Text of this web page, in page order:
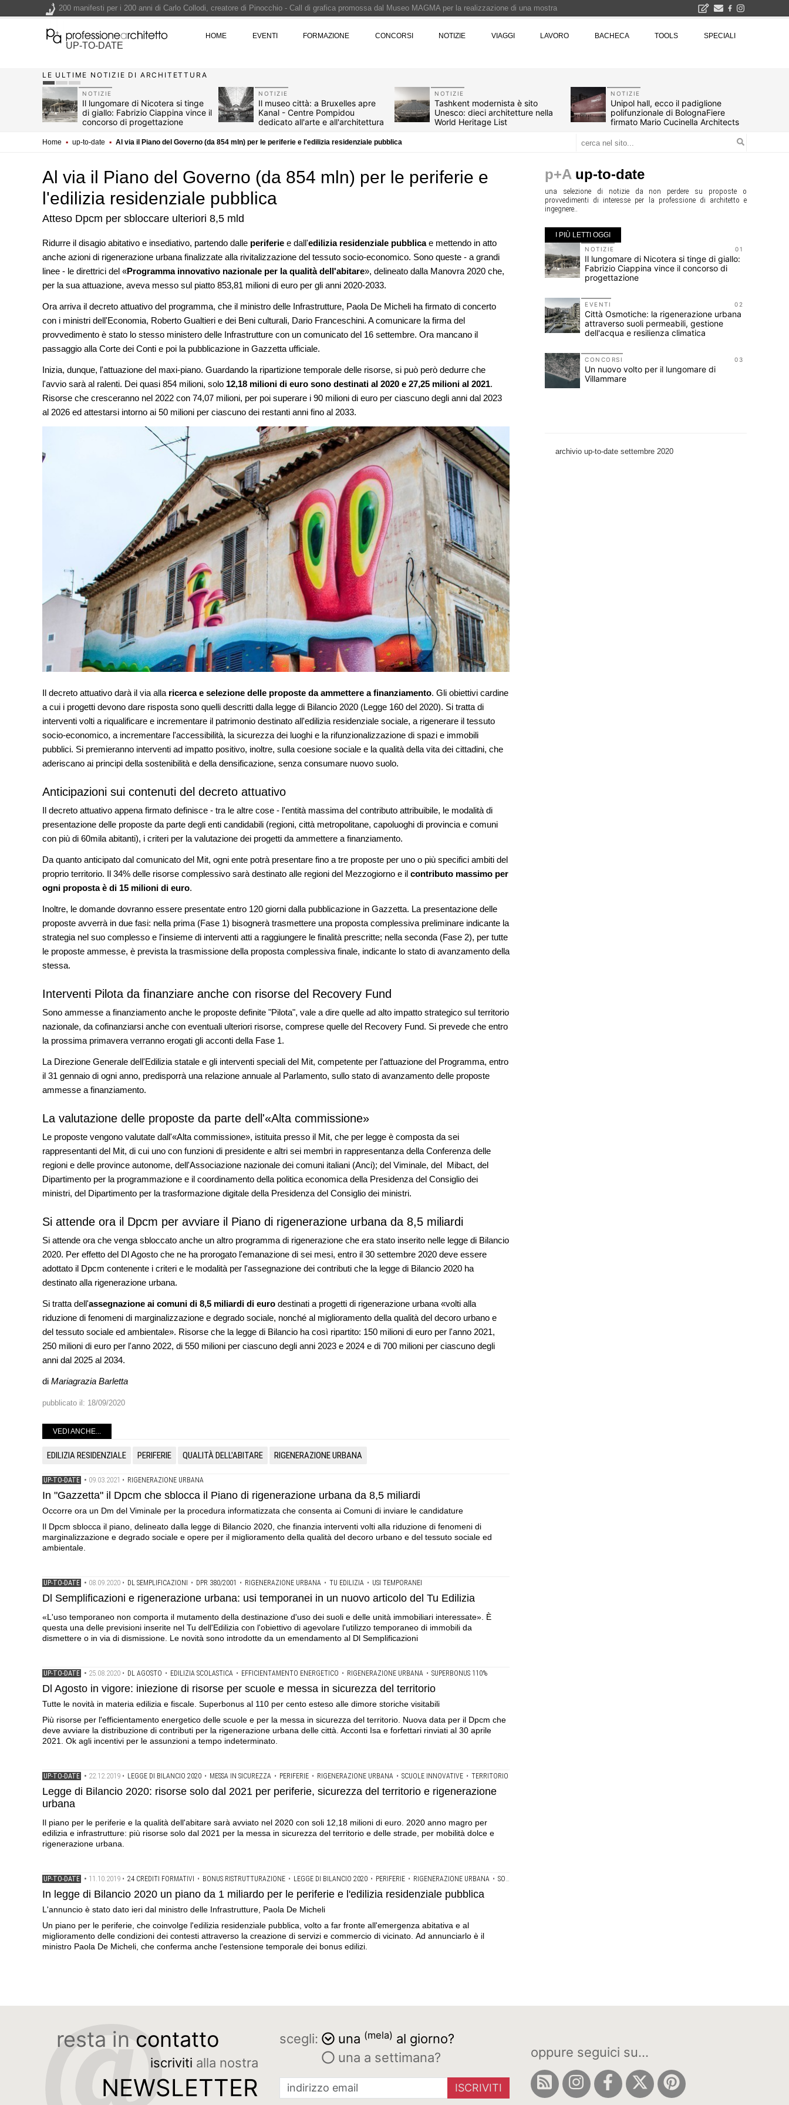
UP-TO-DATE
HOME EVENTI FORMAZIONE CONCORSI NOTIZIE VIAGGI LAVORO BACHECA TOOLS SPECIALI
LE ULTIME NOTIZIE DI ARCHITETTURA
NOTIZIE
Il lungomare di Nicotera si tinge
di giallo: Fabrizio Ciappina vince il
concorso di progettazione
NOTIZIE
Il museo città: a Bruxelles apre
Kanal - Centre Pompidou
dedicato all'arte e all'architettura
NOTIZIE
Tashkent modernista è sito
Unesco: dieci architetture nella
World Heritage List
NOTIZIE
Unipol hall, ecco il padiglione
polifunzionale di BolognaFiere
firmato Mario Cucinella Architects
Home ▪ up-to-date ▪ Al via il Piano del Governo (da 854 mln) per le periferie e l'edilizia residenziale pubblica
Al via il Piano del Governo (da 854 mln) per le periferie e
l'edilizia residenziale pubblica
Atteso Dpcm per sbloccare ulteriori 8,5 mld
Ridurre il disagio abitativo e insediativo, partendo dalle periferie e dall'edilizia residenziale pubblicae mettendo in atto
anche azioni di rigenerazione urbana finalizzate alla rivitalizzazione del tessuto socio-economico. Sono queste - a grandi
linee - le direttrici del «Programma innovativo nazionale per la qualità dell'abitare», delineato dalla Manovra 2020 che,
per la sua attuazione, aveva messo sul piatto 853,81 milioni di euro per gli anni 2020-2033.
Ora arriva il decreto attuativo del programma, che il ministro delle Infrastrutture, Paola De Micheli ha firmato di concerto
con i ministri dell'Economia, Roberto Gualtieri e dei Beni culturali, Dario Franceschini. A comunicare la firma del
provvedimento è stato lo stesso ministero delle Infrastrutture con un comunicato del 16 settembre. Ora mancano il
passaggio alla Corte dei Conti e poi la pubblicazione in Gazzetta ufficiale.
Inizia, dunque, l'attuazione del maxi-piano. Guardando la ripartizione temporale delle risorse, si può però dedurre che
l'avvio sarà al ralenti. Dei quasi 854 milioni, solo 12,18 milioni di euro sono destinati al 2020 e 27,25 milioni al 2021.
Risorse che cresceranno nel 2022 con 74,07 milioni, per poi superare i 90 milioni di euro per ciascuno degli anni dal 2023
al 2026 ed attestarsi intorno ai 50 milioni per ciascuno dei restanti anni fino al 2033.
Il decreto attuativo darà il via alla ricerca e selezione delle proposte da ammettere a finanziamento. Gli obiettivi cardine
a cui i progetti devono dare risposta sono quelli descritti dalla legge di Bilancio 2020 (Legge 160 del 2020). Si tratta di
interventi volti a riqualificare e incrementare il patrimonio destinato all'edilizia residenziale sociale, a rigenerare il tessuto
socio-economico, a incrementare l'accessibilità, la sicurezza dei luoghi e la rifunzionalizzazione di spazi e immobili
pubblici. Si premieranno interventi ad impatto positivo, inoltre, sulla coesione sociale e la qualità della vita dei cittadini, che
aderiscano ai principi della sostenibilità e della densificazione, senza consumare nuovo suolo.
Anticipazioni sui contenuti del decreto attuativo
Il decreto attuativo appena firmato definisce - tra le altre cose - l'entità massima del contributo attribuibile, le modalità di
presentazione delle proposte da parte degli enti candidabili (regioni, città metropolitane, capoluoghi di provincia e comuni
con più di 60mila abitanti), i criteri per la valutazione dei progetti da ammettere a finanziamento.
Da quanto anticipato dal comunicato del Mit, ogni ente potrà presentare fino a tre proposte per uno o più specifici ambiti del
proprio territorio. Il 34% delle risorse complessivo sarà destinato alle regioni del Mezzogiorno e il contributo massimo per
ogni proposta è di 15 milioni di euro.
Inoltre, le domande dovranno essere presentate entro 120 giorni dalla pubblicazione in Gazzetta. La presentazione delle
proposte avverrà in due fasi: nella prima (Fase 1) bisognerà trasmettere una proposta complessiva preliminare indicante la
strategia nel suo complesso e l'insieme di interventi atti a raggiungere le finalità prescritte; nella seconda (Fase 2), per tutte
le proposte ammesse, è prevista la trasmissione della proposta complessiva finale, indicante lo stato di avanzamento della
stessa.
Interventi Pilota da finanziare anche con risorse del Recovery Fund
Sono ammesse a finanziamento anche le proposte definite "Pilota", vale a dire quelle ad alto impatto strategico sul territorio
nazionale, da cofinanziarsi anche con eventuali ulteriori risorse, comprese quelle del Recovery Fund. Si prevede che entro
la prossima primavera verranno erogati gli acconti della Fase 1.
La Direzione Generale dell'Edilizia statale e gli interventi speciali del Mit, competente per l'attuazione del Programma, entro
il 31 gennaio di ogni anno, predisporrà una relazione annuale al Parlamento, sullo stato di avanzamento delle proposte
ammesse a finanziamento.
La valutazione delle proposte da parte dell'«Alta commissione»
Le proposte vengono valutate dall'«Alta commissione», istituita presso il Mit, che per legge è composta da sei
rappresentanti del Mit, di cui uno con funzioni di presidente e altri sei membri in rappresentanza della Conferenza delle
regioni e delle province autonome, dell'Associazione nazionale dei comuni italiani (Anci); del Viminale, del Mibact, del
Dipartimento per la programmazione e il coordinamento della politica economica della Presidenza del Consiglio dei
ministri, del Dipartimento per la trasformazione digitale della Presidenza del Consiglio dei ministri.
Si attende ora il Dpcm per avviare il Piano di rigenerazione urbana da 8,5 miliardi
Si attende ora che venga sbloccato anche un altro programma di rigenerazione che era stato inserito nelle legge di Bilancio
2020. Per effetto del Dl Agosto che ne ha prorogato l'emanazione di sei mesi, entro il 30 settembre 2020 deve essere
adottato il Dpcm contenente i criteri e le modalità per l'assegnazione dei contributi che la legge di Bilancio 2020 ha
destinato alla rigenerazione urbana.
Si tratta dell'assegnazione ai comuni di 8,5 miliardi di euro destinati a progetti di rigenerazione urbana «volti alla
riduzione di fenomeni di marginalizzazione e degrado sociale, nonché al miglioramento della qualità del decoro urbano e
del tessuto sociale ed ambientale». Risorse che la legge di Bilancio ha così ripartito: 150 milioni di euro per l'anno 2021,
250 milioni di euro per l'anno 2022, di 550 milioni per ciascuno degli anni 2023 e 2024 e di 700 milioni per ciascuno degli
anni dal 2025 al 2034.
di Mariagrazia Barletta
pubblicato il: 18/09/2020
VEDI ANCHE...
EDILIZIA RESIDENZIALE PERIFERIE QUALITÀ DELL'ABITARE RIGENERAZIONE URBANA
UP-TO-DATE • 09.03.2021 • RIGENERAZIONE URBANA
In "Gazzetta" il Dpcm che sblocca il Piano di rigenerazione urbana da 8,5 miliardi
Occorre ora un Dm del Viminale per la procedura informatizzata che consenta ai Comuni di inviare le candidature
Il Dpcm sblocca il piano, delineato dalla legge di Bilancio 2020, che finanzia interventi volti alla riduzione di fenomeni di
marginalizzazione e degrado sociale e opere per il miglioramento della qualità del decoro urbano e del tessuto sociale ed
ambientale.
UP-TO-DATE • 08.09.2020 • DL SEMPLIFICAZIONI • DPR 380/2001 • RIGENERAZIONE URBANA • TU EDILIZIA • USI TEMPORANEI
Dl Semplificazioni e rigenerazione urbana: usi temporanei in un nuovo articolo del Tu Edilizia
«L'uso temporaneo non comporta il mutamento della destinazione d'uso dei suoli e delle unità immobiliari interessate». È
questa una delle previsioni inserite nel Tu dell'Edilizia con l'obiettivo di agevolare l'utilizzo temporaneo di immobili da
dismettere o in via di dismissione. Le novità sono introdotte da un emendamento al Dl Semplificazioni
UP-TO-DATE • 25.08.2020 • DL AGOSTO • EDILIZIA SCOLASTICA • EFFICIENTAMENTO ENERGETICO • RIGENERAZIONE URBANA • SUPERBONUS 110%
Dl Agosto in vigore: iniezione di risorse per scuole e messa in sicurezza del territorio
Tutte le novità in materia edilizia e fiscale. Superbonus al 110 per cento esteso alle dimore storiche visitabili
Più risorse per l'efficientamento energetico delle scuole e per la messa in sicurezza del territorio. Nuova data per il Dpcm che
deve avviare la distribuzione di contributi per la rigenerazione urbana delle città. Acconti Isa e forfettari rinviati al 30 aprile
2021. Ok agli incentivi per le assunzioni a tempo indeterminato.
UP-TO-DATE • 22.12.2019 • LEGGE DI BILANCIO 2020 • MESSA IN SICUREZZA • PERIFERIE • RIGENERAZIONE URBANA • SCUOLE INNOVATIVE • TERRITORIO
Legge di Bilancio 2020: risorse solo dal 2021 per periferie, sicurezza del territorio e rigenerazione
urbana
Il piano per le periferie e la qualità dell'abitare sarà avviato nel 2020 con soli 12,18 milioni di euro. 2020 anno magro per
edilizia e infrastrutture: più risorse solo dal 2021 per la messa in sicurezza del territorio e delle strade, per mobilità dolce e
rigenerazione urbana.
UP-TO-DATE • 11.10.2019 • 24 CREDITI FORMATIVI • BONUS RISTRUTTURAZIONE • LEGGE DI BILANCIO 2020 • PERIFERIE • RIGENERAZIONE URBANA • SOCIAL HOUSING
In legge di Bilancio 2020 un piano da 1 miliardo per le periferie e l'edilizia residenziale pubblica
L'annuncio è stato dato ieri dal ministro delle Infrastrutture, Paola De Micheli
Un piano per le periferie, che coinvolge l'edilizia residenziale pubblica, volto a far fronte all'emergenza abitativa e al
miglioramento delle condizioni dei contesti attraverso la creazione di servizi e commercio di vicinato. Ad annunciarlo è il
ministro Paola De Micheli, che conferma anche l'estensione temporale dei bonus edilizi.
p+A up-to-date
una selezione di notizie da non perdere su proposte o
provvedimenti di interesse per la professione di architetto e
ingegnere..
I PIÙ LETTI OGGI
UP-TO-DATE
Il decreto infrastrutture è legge, le novità
dall'anticipazione del prezzo alla
Soprintendenza speciale
08
NOTIZIE
Tashkent modernista è sito Unesco: dieci
architetture nella World Heritage List
NOTIZIE
Centre Pompidou dedicato all'arte e
all'architettura
CONCORSI
La ricarica dei profumi domestici in un
prodotto innovativo di design
Con Carlo Scarpa lungo l'Italia: tre
appuntamenti tra Palermo, Verona e
Venezia
sul Lago di Como
01
NOTIZIE
Il lungomare di Nicotera si tinge di giallo:
Fabrizio Ciappina vince il concorso di
progettazione
02
EVENTI
Città Osmotiche: la rigenerazione urbana
attraverso suoli permeabili, gestione
dell'acqua e resilienza climatica
03
CONCORSI
Un nuovo volto per il lungomare di
Villammare
archivio up-to-date settembre 2020
resta in contatto
iscriviti alla nostra
NEWSLETTER
scegli: una (mela) al giorno?
una a settimana?
ISCRIVITI
oppure seguici su...
200 manifesti per i 200 anni di Carlo Collodi, creatore di Pinocchio - Call di grafica promossa dal Museo MAGMA per la realizzazione di una mostra
Il lungomare di Nicotera si tinge di giallo: Fabrizio Ciappina vince il concorso di progettazione
Un nuovo volto per il lungomare di Villammare - Concorso di progettazione a procedura aperta due fasi Montepremi: 18.000 euro